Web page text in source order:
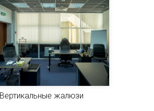
Вертикальные жалюзи